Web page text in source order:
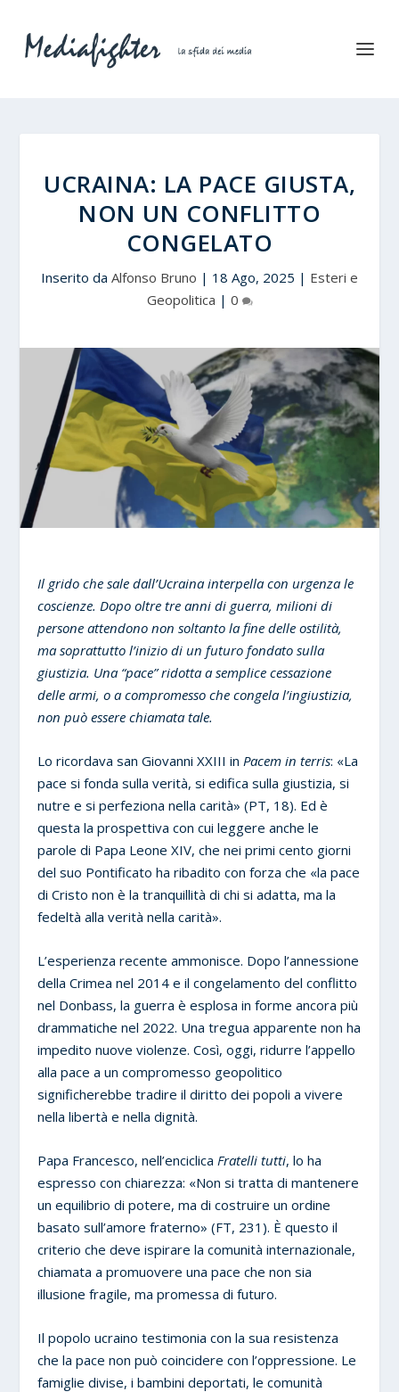
UCRAINA: LA PACE GIUSTA,
NON UN CONFLITTO
CONGELATO
Inserito da Alfonso Bruno | 18 Ago, 2025 | Esteri e
Geopolitica | 0
Il grido che sale dall’Ucraina interpella con urgenza le
coscienze. Dopo oltre tre anni di guerra, milioni di
persone attendono non soltanto la fine delle ostilità,
ma soprattutto l’inizio di un futuro fondato sulla
giustizia. Una “pace” ridotta a semplice cessazione
delle armi, o a compromesso che congela l’ingiustizia,
non può essere chiamata tale.
Lo ricordava san Giovanni XXIII in Pacem in terris: «La
pace si fonda sulla verità, si edifica sulla giustizia, si
nutre e si perfeziona nella carità» (PT, 18). Ed è
questa la prospettiva con cui leggere anche le
parole di Papa Leone XIV, che nei primi cento giorni
del suo Pontificato ha ribadito con forza che «la pace
di Cristo non è la tranquillità di chi si adatta, ma la
fedeltà alla verità nella carità».
L’esperienza recente ammonisce. Dopo l’annessione
della Crimea nel 2014 e il congelamento del conflitto
nel Donbass, la guerra è esplosa in forme ancora più
drammatiche nel 2022. Una tregua apparente non ha
impedito nuove violenze. Così, oggi, ridurre l’appello
alla pace a un compromesso geopolitico
significherebbe tradire il diritto dei popoli a vivere
nella libertà e nella dignità.
Papa Francesco, nell’enciclica Fratelli tutti, lo ha
espresso con chiarezza: «Non si tratta di mantenere
un equilibrio di potere, ma di costruire un ordine
basato sull’amore fraterno» (FT, 231). È questo il
criterio che deve ispirare la comunità internazionale,
chiamata a promuovere una pace che non sia
illusione fragile, ma promessa di futuro.
Il popolo ucraino testimonia con la sua resistenza
che la pace non può coincidere con l’oppressione. Le
famiglie divise, i bambini deportati, le comunità